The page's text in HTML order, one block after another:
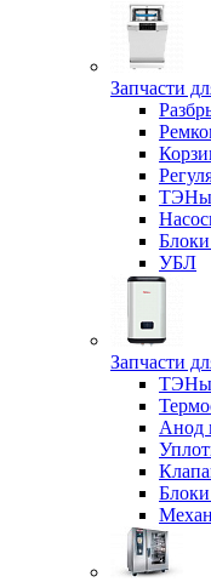
Запчасти
ТЭНы
УБЛ
Запчасти
ТЭНы
Анод